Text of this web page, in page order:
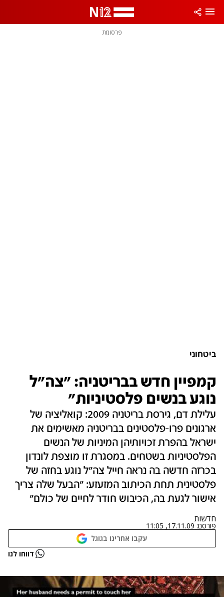
פרסומת
ביטחוני
קמפיין חדש בבריטניה: "צה"ל
נוגע בנשים פלסטיניות"
עלילת דם, גירסת בריטניה 2009: קואליציה של
ארגונים פרו-פלסטינים בבריטניה מאשימים את
ישראל בהפרת זכויותיהן המיניות של הנשים
הפלסטיניות בשטחים. במסגרת זו מוצפת לונדון
בכרזה חדשה בה נראה חייל צה"ל נוגע בחזה של
פלסטינית תחת הכיתוב המזעזע: "הבעל שלה צריך
אישור לגעת בה, הכיבוש חודר לחיים של כולם"
חדשות
פורסם: 17.11.09, 11:05
עקבו אחרינו בגוגל
דווחו לנו